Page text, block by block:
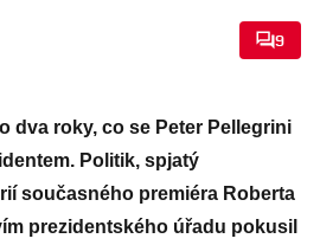
9
dva roky, co se Peter Pellegrini
Politik, spjatý
současného premiéra Roberta
prezidentského úřadu pokusil